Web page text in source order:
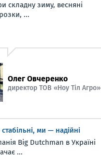
складну зиму, весняні
...
Олег Овчеренко
директор ТОВ «Ноу Тіл Агро»
ми — надійні
Big Dutchman в Україні
...